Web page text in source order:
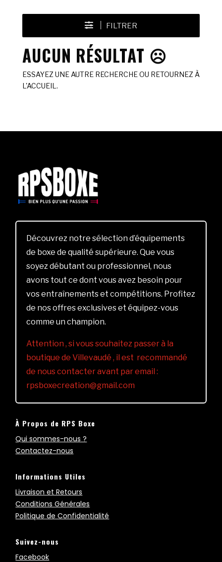
FILTRER
AUCUN RÉSULTAT ☹️
ESSAYEZ UNE AUTRE RECHERCHE OU RETOURNEZ À
L'ACCUEIL.
Découvrez notre sélection d’équipements
de boxe de qualité supérieure. Que vous
soyez débutant ou professionnel, nous
avons tout ce dont vous avez besoin pour
vos entraînements et compétitions. Profitez
de nos offres exclusives et équipez-vous
comme un champion.
Attention , si vous souhaitez passer à la
boutique de Villevaudé , il est recommandé
de nous contacter avant par email :
rpsboxecreation@gmail.com
À Propos de RPS Boxe
Qui sommes-nous ?
Contactez-nous
Informations Utiles
Livraison et Retours
Conditions Générales
Politique de Confidentialité
Suivez-nous
Facebook